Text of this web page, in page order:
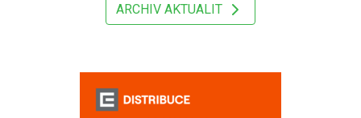
ARCHIV AKTUALIT